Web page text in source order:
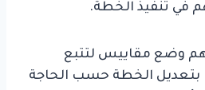
في تنفيذ الخطة.
وضع مقاييس لتتبع
بتعديل الخطة حسب الحاجة